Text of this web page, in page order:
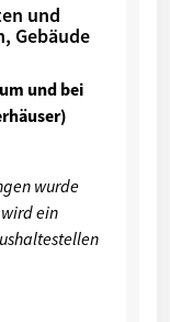
und
Gebäude
und bei
wurde
ein